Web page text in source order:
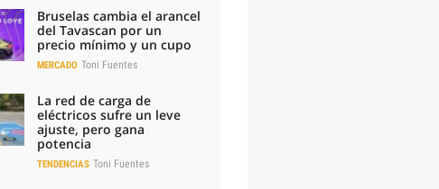
Bruselas cambia el arancel
del Tavascan por un
precio mínimo y un cupo
MERCADO Toni Fuentes
La red de carga de
eléctricos sufre un leve
ajuste, pero gana
potencia
TENDENCIAS Toni Fuentes